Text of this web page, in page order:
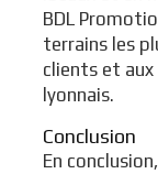
BDL
terrains les
clients et
lyonnais.
Conclusion
En